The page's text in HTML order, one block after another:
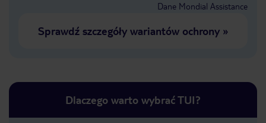
Dane Mondial Assistance
Sprawdź szczegóły wariantów ochrony»
Dlaczego warto wybrać TUI?